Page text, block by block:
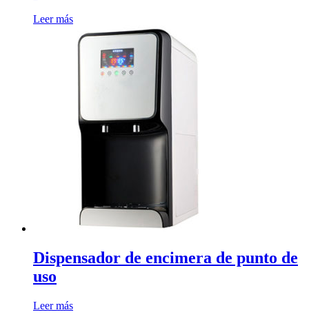
Leer más
Dispensador de encimera de punto de
uso
Leer más